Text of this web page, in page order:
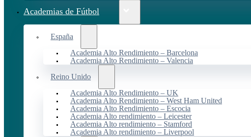
Academias de Fútbol
España
Academia Alto Rendimiento – Barcelona
Academia Alto Rendimiento – Valencia
Reino Unido
Academia Alto Rendimiento – UK
Academia Alto Rendimiento – West Ham United
Academia Alto Rendimiento – Escocia
Academia Alto rendimiento – Leicester
Academia Alto rendimiento – Stamford
Academia Alto rendimiento – Liverpool